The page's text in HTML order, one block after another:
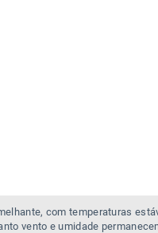
com temperaturas
vento e umidade